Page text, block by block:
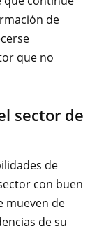
de
que no
sector de
de
con buen
mueven de
de su